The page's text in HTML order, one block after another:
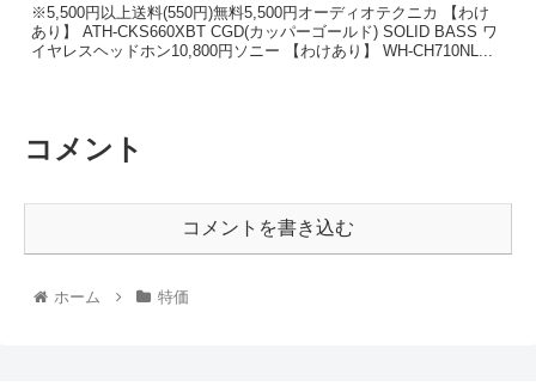
※5,500円以上送料(550円)無料5,500円オーディオテクニカ 【わけ
あり】 ATH-CKS660XBT CGD(カッパーゴールド) SOLID BASS ワ
イヤレスヘッドホン10,800円ソニー 【わけあり】 WH-CH710NL...
コメント
コメントを書き込む
ホーム 特価